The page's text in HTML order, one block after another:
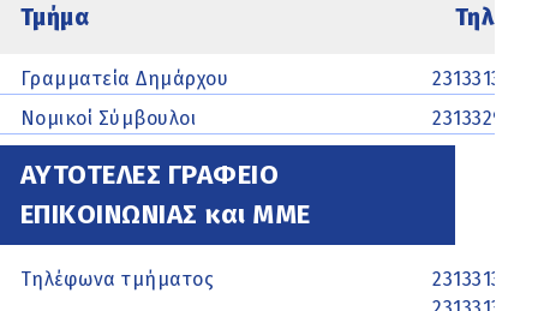
Τμήμα
Γραμματεία Δημάρχου
Νομικοί Σύμβουλοι
ΑΥΤΟΤΕΛΕΣ ΓΡΑΦΕΙΟ
ΕΠΙΚΟΙΝΩΝΙΑΣ και ΜΜΕ
Τηλέφωνα τμήματος